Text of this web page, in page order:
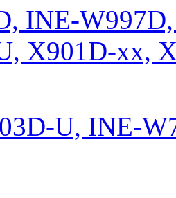
INE-
X901D-xx,
U, INE-